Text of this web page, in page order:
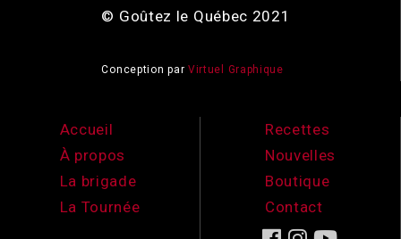
© Goûtez le Québec 2021
Conception par Virtuel Graphique
Accueil
À propos
La brigade
La Tournée
Recettes
Nouvelles
Boutique
Contact